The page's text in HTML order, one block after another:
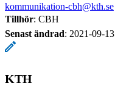
kommunikation-cbh@kth.se
Tillhör: CBH
Senast ändrad: 2021-09-13
KTH